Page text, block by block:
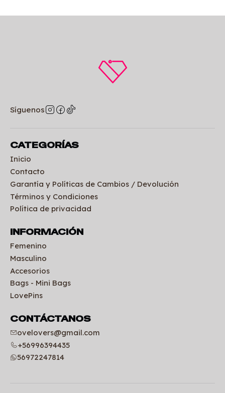
Síguenos
CATEGORÍAS
Inicio
Contacto
Garantía y Políticas de Cambios / Devolución
Términos y Condiciones
Política de privacidad
INFORMACIÓN
Femenino
Masculino
Accesorios
Bags - Mini Bags
LovePins
CONTÁCTANOS
ovelovers@gmail.com
+56996394435
56972247814